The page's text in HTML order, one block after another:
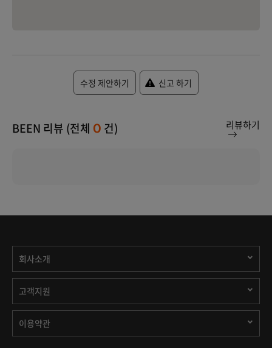
수정 제안하기 신고 하기
BEEN 리뷰 (전체 0 건) 리뷰하기
회사소개
고객지원
이용약관